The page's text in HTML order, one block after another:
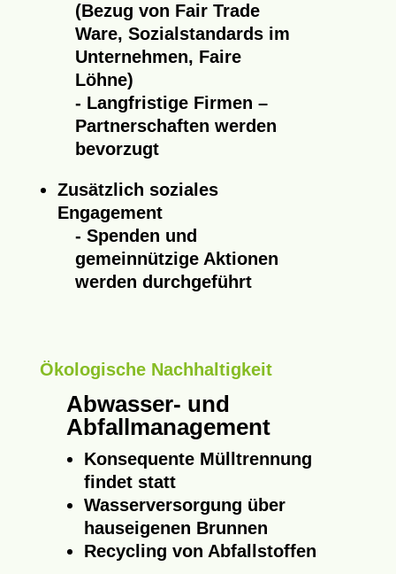
(Bezug von Fair Trade
Ware, Sozialstandards im
Unternehmen, Faire
Löhne)
Langfristige Firmen –
Partnerschaften werden
bevorzugt
Zusätzlich soziales
Engagement
Spenden und
gemeinnützige Aktionen
werden durchgeführt
Ökologische Nachhaltigkeit
Abwasser- und
Abfallmanagement
Konsequente Mülltrennung
findet statt
Wasserversorgung über
hauseigenen Brunnen
Recycling von Abfallstoffen